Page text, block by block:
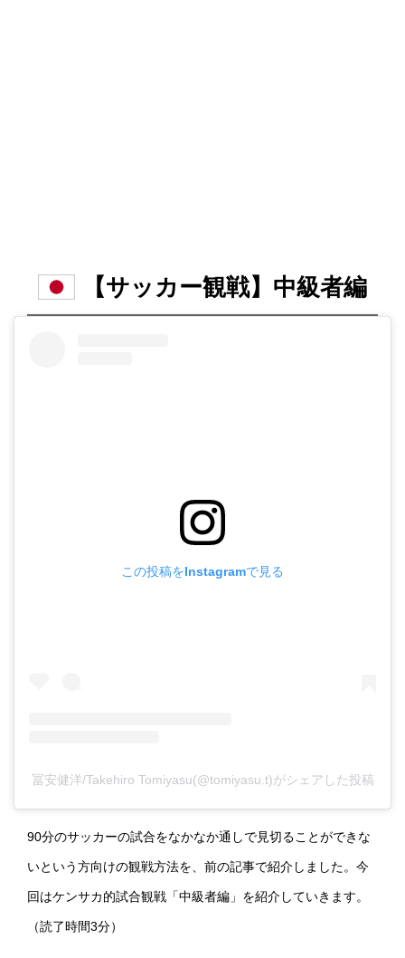
【サッカー観戦】中級者編
この投稿をInstagramで見る
冨安健洋/Takehiro Tomiyasu(@tomiyasu.t)がシェアした投稿
90分のサッカーの試合をなかなか通しで見切ることができな
いという方向けの観戦方法を、前の記事で紹介しました。今
回はケンサカ的試合観戦「中級者編」を紹介していきます。
（読了時間3分）